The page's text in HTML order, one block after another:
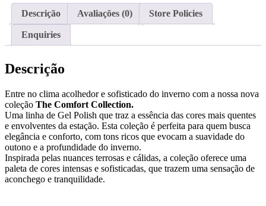
Descrição Avaliações (0) Store Policies
Enquiries
Descrição
Entre no clima acolhedor e sofisticado do inverno com a nossa nova
coleção The Comfort Collection.
Uma linha de Gel Polish que traz a essência das cores mais quentes
e envolventes da estação. Esta coleção é perfeita para quem busca
elegância e conforto, com tons ricos que evocam a suavidade do
outono e a profundidade do inverno.
Inspirada pelas nuances terrosas e cálidas, a coleção oferece uma
paleta de cores intensas e sofisticadas, que trazem uma sensação de
aconchego e tranquilidade.